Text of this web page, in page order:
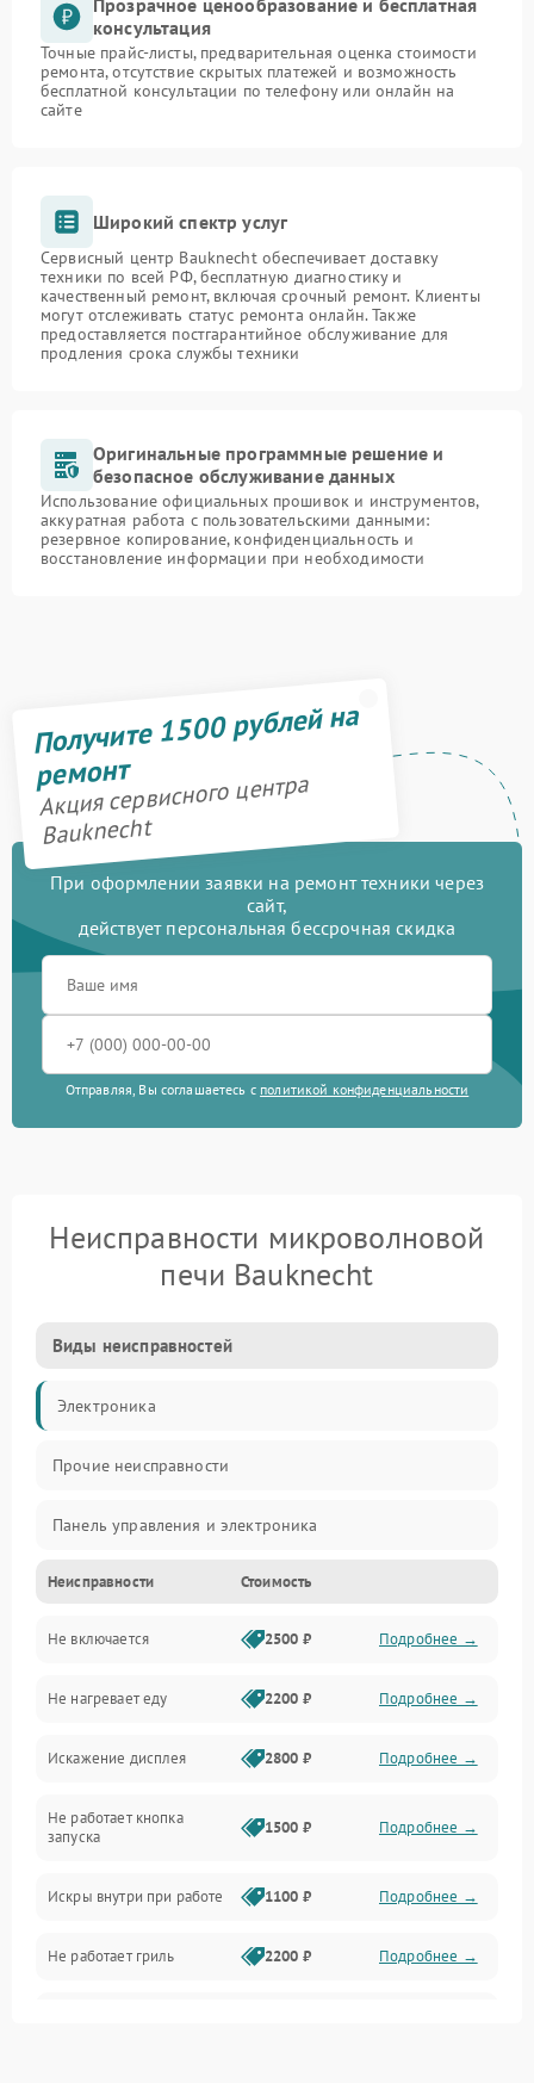
Прозрачное ценообразование и бесплатная
консультация
Точные прайс-листы, предварительная оценка стоимости
ремонта, отсутствие скрытых платежей и возможность
бесплатной консультации по телефону или онлайн на
сайте
Широкий спектр услуг
Сервисный центр Bauknecht обеспечивает доставку
техники по всей РФ, бесплатную диагностику и
качественный ремонт, включая срочный ремонт. Клиенты
могут отслеживать статус ремонта онлайн. Также
предоставляется постгарантийное обслуживание для
продления срока службы техники
Оригинальные программные решение и
безопасное обслуживание данных
Использование официальных прошивок и инструментов,
аккуратная работа с пользовательскими данными:
резервное копирование, конфиденциальность и
восстановление информации при необходимости
Получите 1500 рублей на
ремонт
Акция сервисного центра
Bauknecht
При оформлении заявки на ремонт техники через
сайт,
действует персональная бессрочная скидка
Отправляя, Вы соглашаетесь с политикой конфиденциальности
Неисправности микроволновой
печи Bauknecht
Виды неисправностей
Электроника
Прочие неисправности
Панель управления и электроника
Дверца и корпус
Механика и внутренние элементы
Механические повреждения
Питание и запуск
Нагрев и приготовление
Программное обеспечение
Неисправности Стоимость
Не включается 2500 ₽ Подробнее →
Не нагревает еду 2200 ₽ Подробнее →
Искажение дисплея 2800 ₽ Подробнее →
Не работает кнопка
запуска
1500 ₽ Подробнее →
Искры внутри при работе 1100 ₽ Подробнее →
Не работает гриль 2200 ₽ Подробнее →